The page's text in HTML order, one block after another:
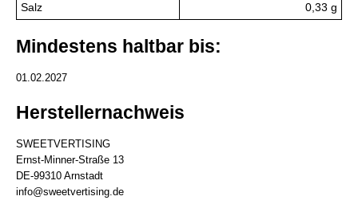
Salz
0,33 g
Mindestens haltbar bis:
01.02.2027
Herstellernachweis
SWEETVERTISING
Ernst-Minner-Straße 13
DE-99310 Arnstadt
info@sweetvertising.de